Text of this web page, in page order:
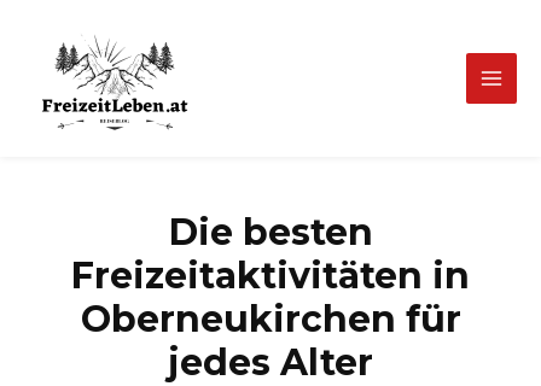
springen
Main
Die besten
Freizeitaktivitäten in
Oberneukirchen für
jedes Alter